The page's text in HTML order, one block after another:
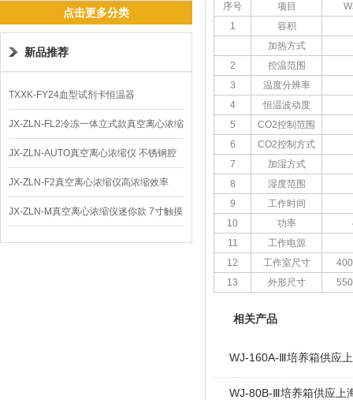
点击更多分类
新品推荐
TXXK-FY24血型试剂卡恒温器
JX-ZLN-FL2冷冻一体立式款真空离心浓缩
仪 低温功能
JX-ZLN-AUTO真空离心浓缩仪 不锈钢腔
体
JX-ZLN-F2真空离心浓缩仪高浓缩效率
JX-ZLN-M真空离心浓缩仪迷你款 7寸触摸
屏
序号
项目
1
容积
加热方式
2
控温范围
3
温度分辨率
4
恒温波动度
5
CO2控制范围
6
CO2控制方式
7
加湿方式
8
湿度范围
9
工作时间
10
功率
11
工作电源
12
工作室尺寸
13
外形尺寸
相关产品
WJ-160A-Ⅲ培养箱供应
WJ-80B-Ⅲ培养箱供应上